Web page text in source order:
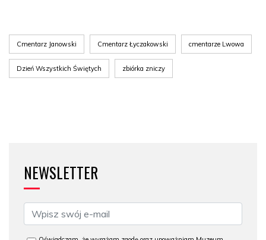
Cmentarz Janowski Cmentarz Łyczakowski cmentarze Lwowa
Dzień Wszystkich Świętych zbiórka zniczy
NEWSLETTER